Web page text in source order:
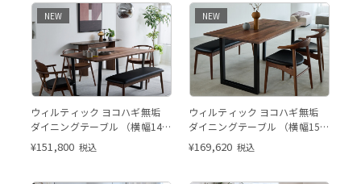
売ページです。
NEW
ウィルティック ヨコハギ無垢
ダイニングテーブル （横幅140
x 奥行80 cm） ウォールナット
¥151,800 税込
売ページです。
NEW
ウィルティック ヨコハギ無垢
ダイニングテーブル （横幅150
x 奥行85 cm） ウォールナット
¥169,620 税込